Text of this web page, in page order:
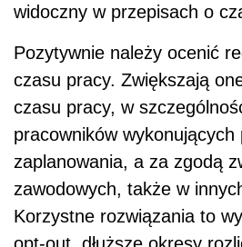
widoczny w przepisach o
Pozytywnie należy ocenić
czasu pracy. Zwiększają
czasu pracy, w
pracowników
zaplanowania, a za zgodą
zawodowych, także w
Korzystne rozwiązania to
opt-out, dłuższe okresy